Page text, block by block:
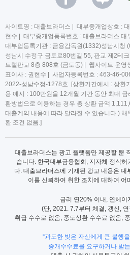
사이트명 : 대출브라더스 | 대부중개업상호 :
현수 | 대부중개업등록번호 : 대출브라더스
대부업등록기관 : 금융감독원(1332)성남시청
성남시 수정구 금토로80번길 55, 판교 제2테
트럴판교 8층 808호 (금토동) | 웹사이트 운영
표이사 : 권현수 | 사업자등록번호 : 463-46-
2022-성남수정-1278호 [상환기간예시 : 상환
용 예시 : 100만원을 12개월 기간 동안 최대
환방법으로 이용하는 경우 총 상환 금액
대출계약 내용에 따라 달라질 수 있습니다.)
환 조건 없음.]
대출브라더스는 광고 플랫폼만 제공할 뿐
습니다. 한국대부금융협회, 지자체 정식허
다. 대출브라더스에 기재된 광고 내용은 대
이를 신뢰하여 취한 조치에 대하여 어
금리 연20% 이내, 연체이
(단, 2021. 7.7부터 체결, 갱신,
취급 수수로 없음, 중도상환 수수료 없음,
“과도한 빚은 자신에게 큰 불행
중개수수료를 요구하거나 받